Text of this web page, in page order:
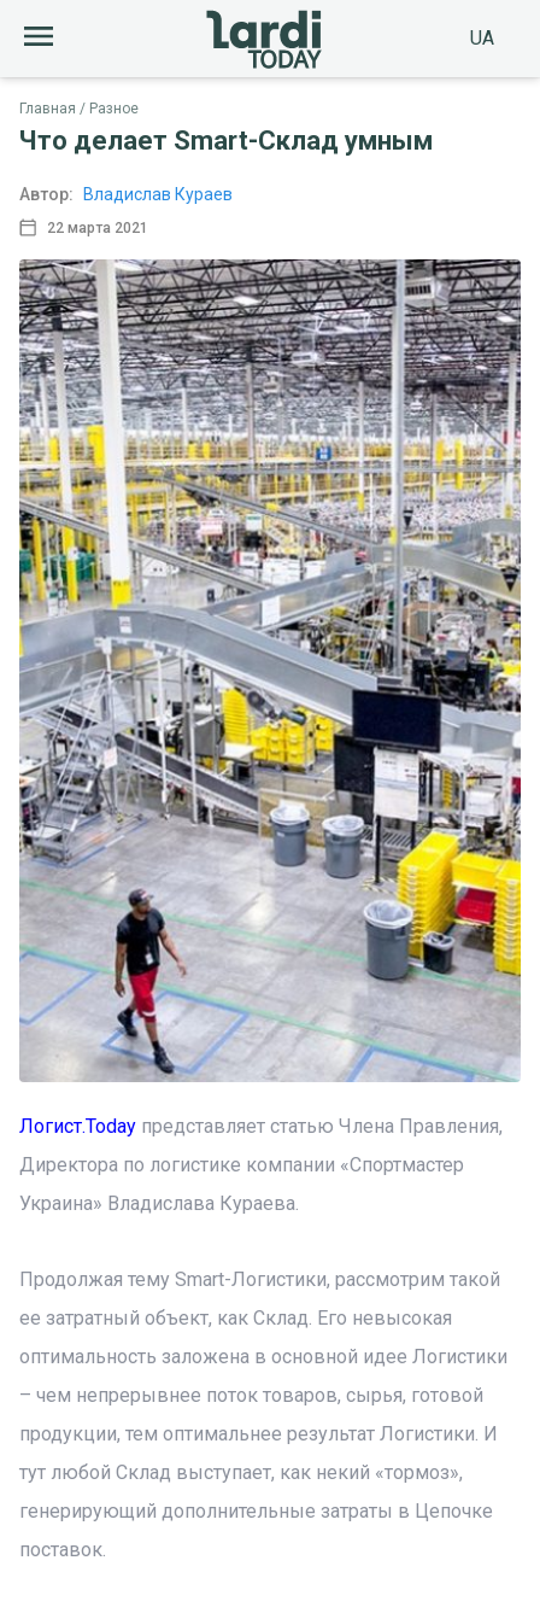
UA
Главная Разное
Что делает Smart-Склад умным
22 марта 2021
Автор: Владислав Кураев
Логист.Today представляет статью Члена Правления,
Директора по логистике компании «Спортмастер
Украина» Владислава Кураева.
Продолжая тему Smart-Логистики, рассмотрим такой
ее затратный объект, как Склад. Его невысокая
оптимальность заложена в основной идее Логистики
– чем непрерывнее поток товаров, сырья, готовой
продукции, тем оптимальнее результат Логистики. И
тут любой Склад выступает, как некий «тормоз»,
генерирующий дополнительные затраты в Цепочке
поставок.